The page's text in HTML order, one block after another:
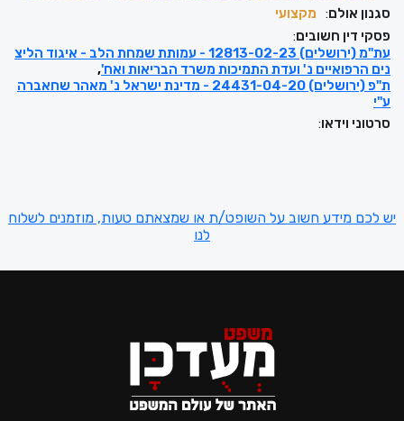
סגנון אולם:
מקצועי
פסקי דין חשובים:
עת"מ (ירושלים) 12813-02-23 - עמותת שמחת הלב - איגוד הליצ
נים הרפואיים נ' ועדת התמיכות משרד הבריאות ואח'
ת"פ (ירושלים) 24431-04-20 - מדינת ישראל נ' מאהר שחאברה
ע"י
סרטוני וידאו:
יש לכם מידע חשוב על השופט/ת או שמצאתם טעות, מוזמנים לשלוח
לנו